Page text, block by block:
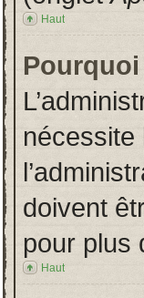
Haut
nécessite
doivent
pour plus
Haut